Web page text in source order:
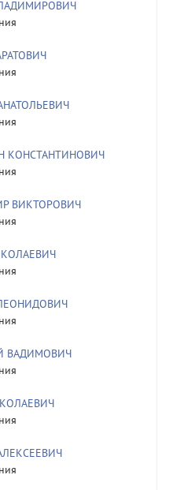
КОНСТАНТИНОВИЧ
ВИКТОРОВИЧ
ВАДИМОВИЧ